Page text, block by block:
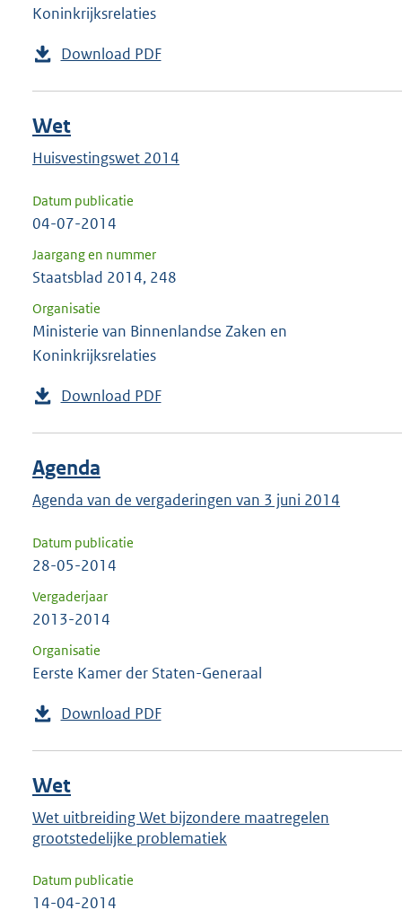
Koninkrijksrelaties
Download PDF
Wet
Huisvestingswet 2014
Datum publicatie
04-07-2014
Jaargang en nummer
Staatsblad 2014, 248
Organisatie
Ministerie van Binnenlandse Zaken en
Koninkrijksrelaties
Download PDF
Agenda
Agenda van de vergaderingen van 3 juni 2014
Datum publicatie
28-05-2014
Vergaderjaar
2013-2014
Organisatie
Eerste Kamer der Staten-Generaal
Download PDF
Wet
Wet uitbreiding Wet bijzondere maatregelen
grootstedelijke problematiek
Datum publicatie
14-04-2014